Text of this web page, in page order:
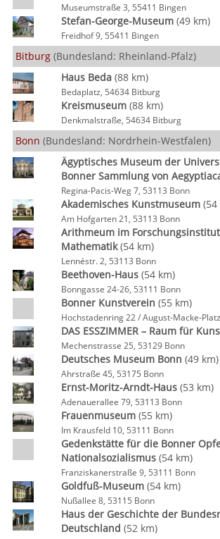
Museumstraße 3, 55411 Bingen
Stefan-George-Museum(49 km)
Freidhof 9, 55411 Bingen
Bitburg (Bundesland: Rheinland-Pfalz)
Haus Beda(88 km)
Bedaplatz, 54634 Bitburg
Kreismuseum(88 km)
Denkmalstraße, 54634 Bitburg
Bonn (Bundesland: Nordrhein-Westfalen)
Ägyptisches Museum der
Bonner Sammlung von
Regina-Pacis-Weg 7, 53113 Bonn
Akademisches Kunstmuseum(54
Am Hofgarten 21, 53113 Bonn
Arithmeum im
Mathematik(54 km)
Lennéstr. 2, 53113 Bonn
Beethoven-Haus(54 km)
Bonngasse 24-26, 53111 Bonn
Bonner Kunstverein (55 km)
Hochstadenring 22 / August-Macke-
DAS ESSZIMMER – Raum für
Mechenstrasse 25, 53129 Bonn
Deutsches Museum Bonn (49 km)
Ahrstraße 45, 53175 Bonn
Ernst-Moritz-Arndt-Haus(53 km)
Adenauerallee 79, 53113 Bonn
Frauenmuseum(55 km)
Im Krausfeld 10, 53111 Bonn
Gedenkstätte für die Bonner
Nationalsozialismus(54 km)
Franziskanerstraße 9, 53111 Bonn
Goldfuß-Museum(54 km)
Nußallee 8, 53115 Bonn
Haus der Geschichte der
Deutschland (52 km)